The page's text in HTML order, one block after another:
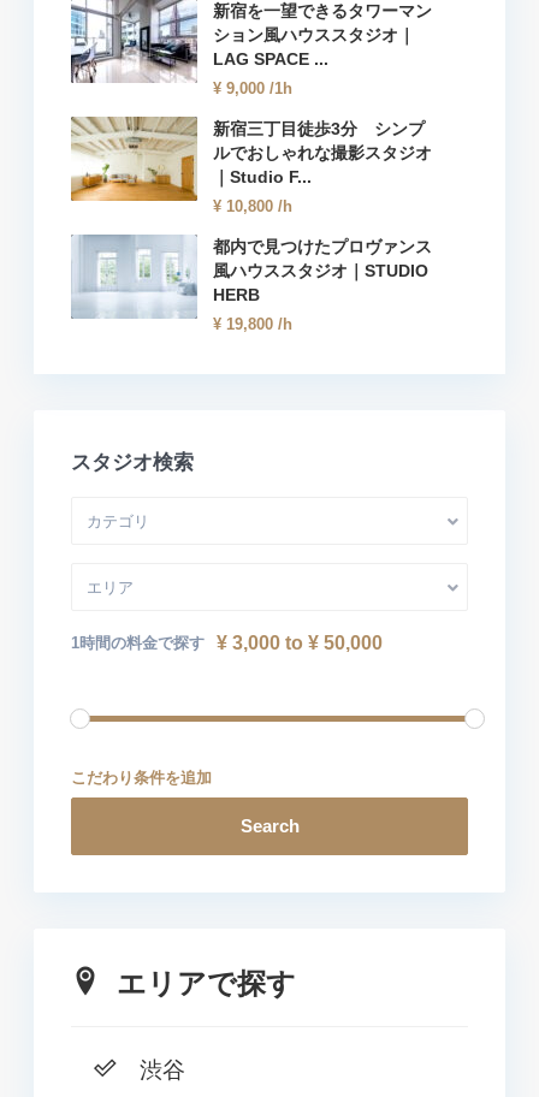
新宿を一望できるタワーマン
ション風ハウススタジオ｜
LAG SPACE ...
¥ 9,000 /1h
新宿三丁目徒歩3分 シンプ
ルでおしゃれな撮影スタジオ
｜Studio F...
¥ 10,800 /h
都内で見つけたプロヴァンス
風ハウススタジオ｜STUDIO
HERB
¥ 19,800 /h
スタジオ検索
カテゴリ
エリア
1時間の料金で探す ¥ 3,000 to ¥ 50,000
こだわり条件を追加
Search
エリアで探す
渋谷